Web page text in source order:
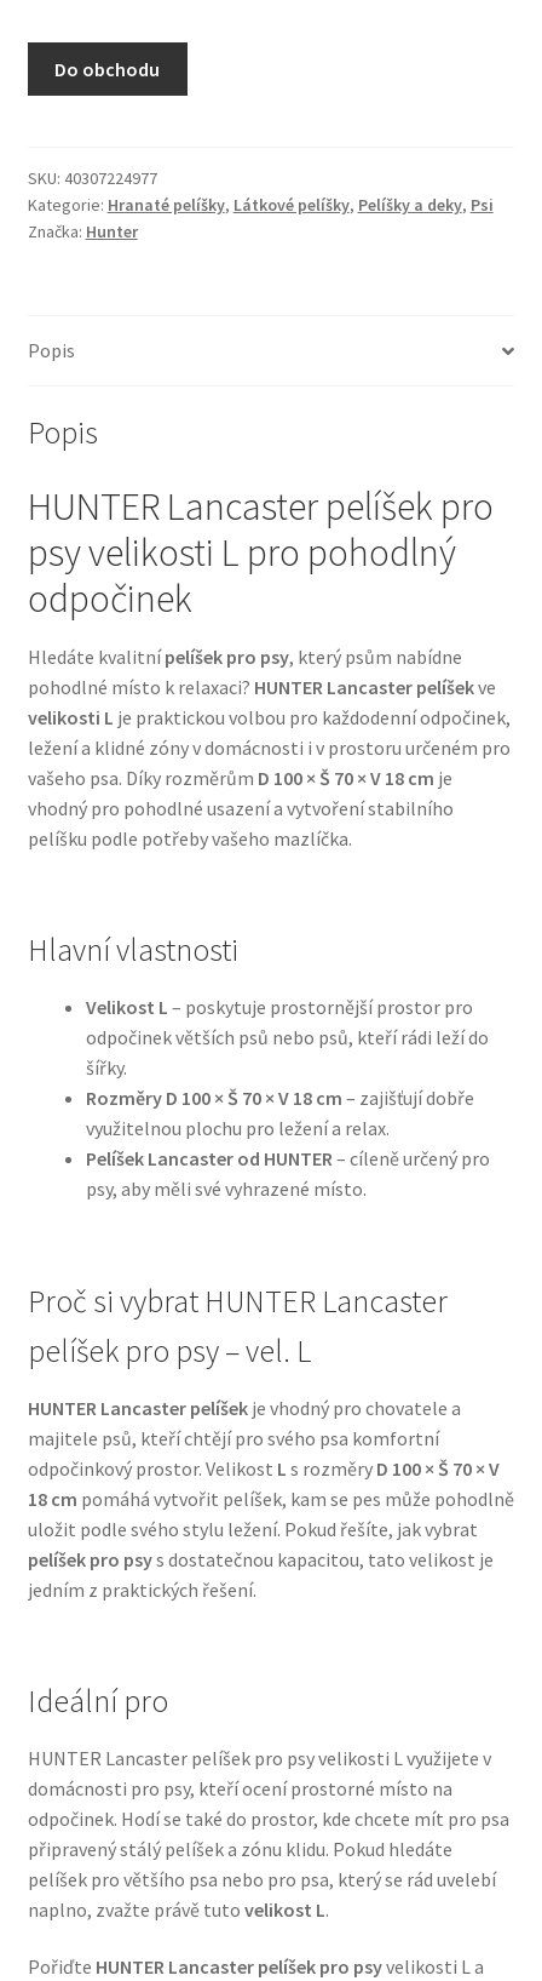
Purizon pro kočky
Škrabadla pro kočky
Boudy a výběhy
Bozita pro psy — Švédské krmivo s nordickou kvalitou
Brit pro psy
Granule pro psy
Natural Trainer pro psy — Italské krmivo s
přírodními složkami
Hill’s pro psy
Hračky pro psy
Konzervy a kapsičky pro psy
N&D Farmina pro psy — Italské holistic krmivo
Pelíšky pro psy
Ortopedické pelíšky
Přepravky pro psy
Purizon pro psy — Vysoký obsah masa, bez obilovin
Royal Canin pro psy
Vodítka a obojky
Wolf of Wilderness
Do obchodu
SKU: 40307224977
Kategorie: Hranaté pelíšky, Látkové pelíšky, Pelíšky a deky, Psi
Značka: Hunter
Popis
Popis
HUNTER Lancaster pelíšek pro
psy velikosti L pro pohodlný
odpočinek
Hledáte kvalitnípelíšek pro psy, který psům nabídne
pohodlné místo k relaxaci? HUNTER Lancaster pelíšekve
velikosti L je praktickou volbou pro každodenní odpočinek,
ležení a klidné zóny v domácnosti i v prostoru určeném pro
vašeho psa. Díky rozměrům D 100 × Š 70 × V 18 cm je
vhodný pro pohodlné usazení a vytvoření stabilního
pelíšku podle potřeby vašeho mazlíčka.
Hlavní vlastnosti
Velikost L – poskytuje prostornější prostor pro
odpočinek větších psů nebo psů, kteří rádi leží do
šířky.
Rozměry D 100 × Š 70 × V 18 cm – zajišťují dobře
využitelnou plochu pro ležení a relax.
Pelíšek Lancaster od HUNTER – cíleně určený pro
psy, aby měli své vyhrazené místo.
Proč si vybrat HUNTER Lancaster
pelíšek pro psy – vel. L
HUNTER Lancaster pelíšekje vhodný pro chovatele a
majitele psů, kteří chtějí pro svého psa komfortní
odpočinkový prostor. Velikost L s rozměry D 100 × Š 70 × V
18 cm pomáhá vytvořit pelíšek, kam se pes může pohodlně
uložit podle svého stylu ležení. Pokud řešíte, jak vybrat
pelíšek pro psys dostatečnou kapacitou, tato velikost je
jedním z praktických řešení.
Ideální pro
HUNTER Lancaster pelíšek pro psy velikosti L využijete v
domácnosti pro psy, kteří ocení prostorné místo na
odpočinek. Hodí se také do prostor, kde chcete mít pro psa
připravený stálý pelíšek a zónu klidu. Pokud hledáte
pelíšek pro většího psa nebo pro psa, který se rád uvelebí
naplno, zvažte právě tuto velikost L.
Pořiďte HUNTER Lancaster pelíšek pro psyvelikosti L a